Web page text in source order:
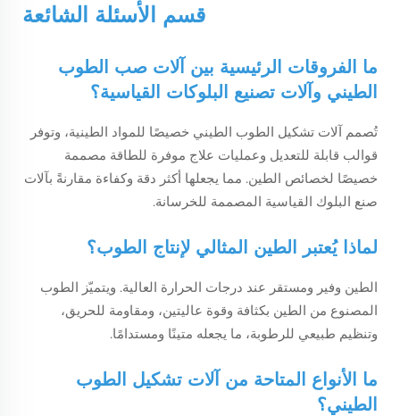
قسم الأسئلة الشائعة
ما الفروقات الرئيسية بين آلات صب الطوب
الطيني وآلات تصنيع البلوكات القياسية؟
تُصمم آلات تشكيل الطوب الطيني خصيصًا للمواد الطينية، وتوفر
قوالب قابلة للتعديل وعمليات علاج موفرة للطاقة مصممة
خصيصًا لخصائص الطين. مما يجعلها أكثر دقة وكفاءة مقارنةً بآلات
صنع البلوك القياسية المصممة للخرسانة.
لماذا يُعتبر الطين المثالي لإنتاج الطوب؟
الطين وفير ومستقر عند درجات الحرارة العالية. ويتميّز الطوب
المصنوع من الطين بكثافة وقوة عاليتين، ومقاومة للحريق،
وتنظيم طبيعي للرطوبة، ما يجعله متينًا ومستدامًا.
ما الأنواع المتاحة من آلات تشكيل الطوب
الطيني؟